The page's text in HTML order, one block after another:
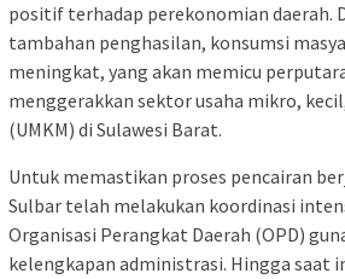
positif terhadap perekonomian daerah.
tambahan penghasilan, konsumsi
meningkat, yang akan memicu
menggerakkan sektor usaha mikro,
(UMKM) di Sulawesi Barat.
Untuk memastikan proses pencairan
Sulbar telah melakukan koordinasi
Organisasi Perangkat Daerah (OPD)
kelengkapan administrasi. Hingga saat